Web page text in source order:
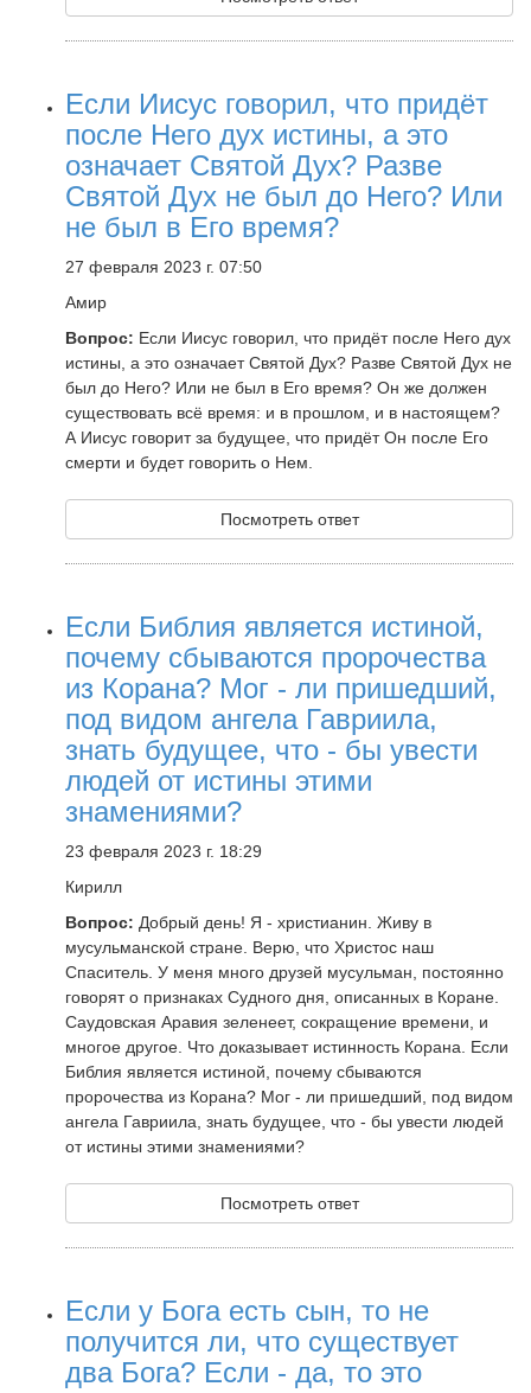
Если Иисус говорил, что придёт
после Него дух истины, а это
означает Святой Дух? Разве
Святой Дух не был до Него? Или
не был в Его время?
27 февраля 2023 г. 07:50
Амир
Вопрос: Если Иисус говорил, что придёт после Него дух
истины, а это означает Святой Дух? Разве Святой Дух не
был до Него? Или не был в Его время? Он же должен
существовать всё время: и в прошлом, и в настоящем?
А Иисус говорит за будущее, что придёт Он после Его
смерти и будет говорить о Нем.
Посмотреть ответ
Если Библия является истиной,
почему сбываются пророчества
из Корана? Мог - ли пришедший,
под видом ангела Гавриила,
знать будущее, что - бы увести
людей от истины этими
знамениями?
23 февраля 2023 г. 18:29
Кирилл
Вопрос: Добрый день! Я - христианин. Живу в
мусульманской стране. Верю, что Христос наш
Спаситель. У меня много друзей мусульман, постоянно
говорят о признаках Судного дня, описанных в Коране.
Саудовская Аравия зеленеет, сокращение времени, и
многое другое. Что доказывает истинность Корана. Если
Библия является истиной, почему сбываются
пророчества из Корана? Мог - ли пришедший, под видом
ангела Гавриила, знать будущее, что - бы увести людей
от истины этими знамениями?
Посмотреть ответ
Если у Бога есть сын, то не
получится ли, что существует
два Бога? Если - да, то это